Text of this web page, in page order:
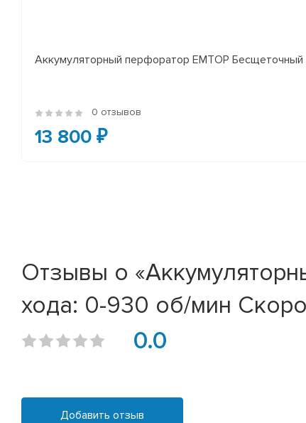
Аккумуляторный перфоратор EMTOP Бесщеточный
0 отзывов
13 800 ₽
Отзывы о
хода: 0-930 об/мин
0.0
Добавить отзыв